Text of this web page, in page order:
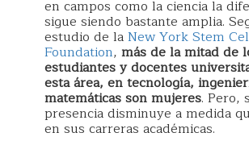
en campos como la ciencia la
sigue siendo bastante amplia.
estudio de laNew York Stem
Foundation, más de la mitad de
estudiantes y docentes
esta área, en tecnología,
matemáticas son mujeres. Pero,
presencia disminuye a medida
en sus carreras académicas.